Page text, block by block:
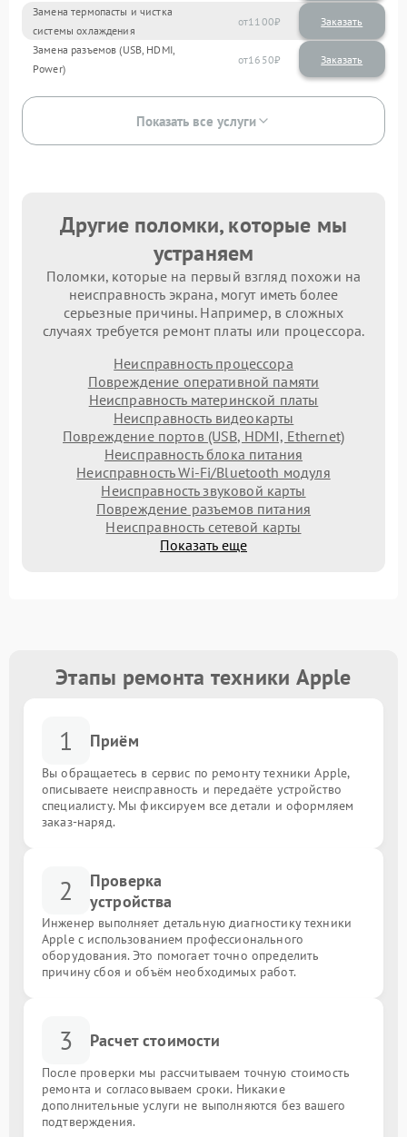
Замена термопасты и чистка
системы охлаждения
1100
Замена разъемов (USB, HDMI,
Power)
1650
Показать все услуги
Другие поломки, которые мы
устраняем
Поломки, которые на первый взгляд похожи на
неисправность экрана, могут иметь более
серьезные причины. Например, в сложных
случаях требуется ремонт платы или процессора.
Неисправность процессора
Повреждение оперативной памяти
Неисправность материнской платы
Неисправность видеокарты
Повреждение портов (USB, HDMI, Ethernet)
Неисправность блока питания
Неисправность Wi-Fi/Bluetooth модуля
Неисправность звуковой карты
Повреждение разъемов питания
Неисправность сетевой карты
Показать еще
Этапы ремонта техники Apple
1 Приём
Вы обращаетесь в сервис по ремонту техники Apple,
описываете неисправность и передаёте устройство
специалисту. Мы фиксируем все детали и оформляем
заказ-наряд.
2
Проверка
устройства
Инженер выполняет детальную диагностику техники
Apple с использованием профессионального
оборудования. Это помогает точно определить
причину сбоя и объём необходимых работ.
3 Расчет стоимости
После проверки мы рассчитываем точную стоимость
ремонта и согласовываем сроки. Никакие
дополнительные услуги не выполняются без вашего
подтверждения.